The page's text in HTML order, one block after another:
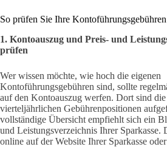
So prüfen Sie Ihre
1. Kontoauszug und Preis- und
prüfen
Wer wissen möchte, wie hoch die eigenen
Kontoführungsgebühren sind, sollte
auf den Kontoauszug werfen. Dort sind
vierteljährlichen Gebührenpositionen
vollständige Übersicht empfiehlt sich ein
und Leistungsverzeichnis Ihrer Sparkasse.
online auf der Website Ihrer Sparkasse